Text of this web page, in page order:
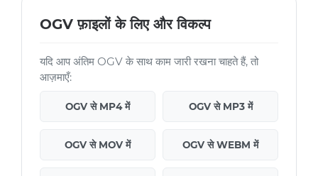
OGV फ़ाइलों के लिए और विकल्प
यदि आप अंतिम OGV के साथ काम जारी रखना चाहते हैं, तो
आज़माएँ:
OGV से MP4 में OGV से MP3 में
OGV से MOV में OGV से WEBM में